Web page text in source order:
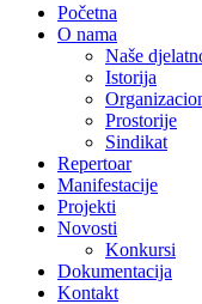
Početna
O nama
Naše
Istorija
Prostorije
Sindikat
Repertoar
Manifestacije
Projekti
Novosti
Konkursi
Dokumentacija
Kontakt